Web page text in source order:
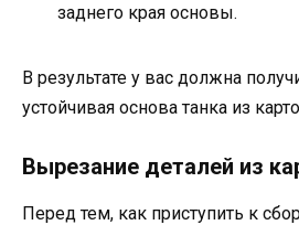
заднего края основы.
В результате у вас должна
устойчивая основа танка из
Вырезание деталей из
Перед тем, как приступить к